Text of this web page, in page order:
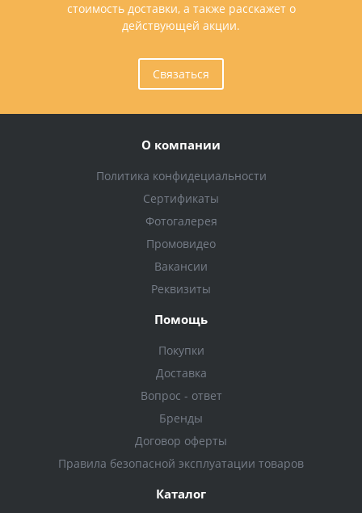
стоимость доставки, а также расскажет о
действующей акции.
Связаться
О компании
Политика конфидециальности
Сертификаты
Фотогалерея
Промовидео
Вакансии
Реквизиты
Помощь
Покупки
Доставка
Вопрос - ответ
Бренды
Договор оферты
Правила безопасной эксплуатации товаров
Каталог